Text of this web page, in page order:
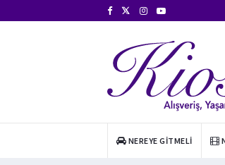
NEREYE GITMELI